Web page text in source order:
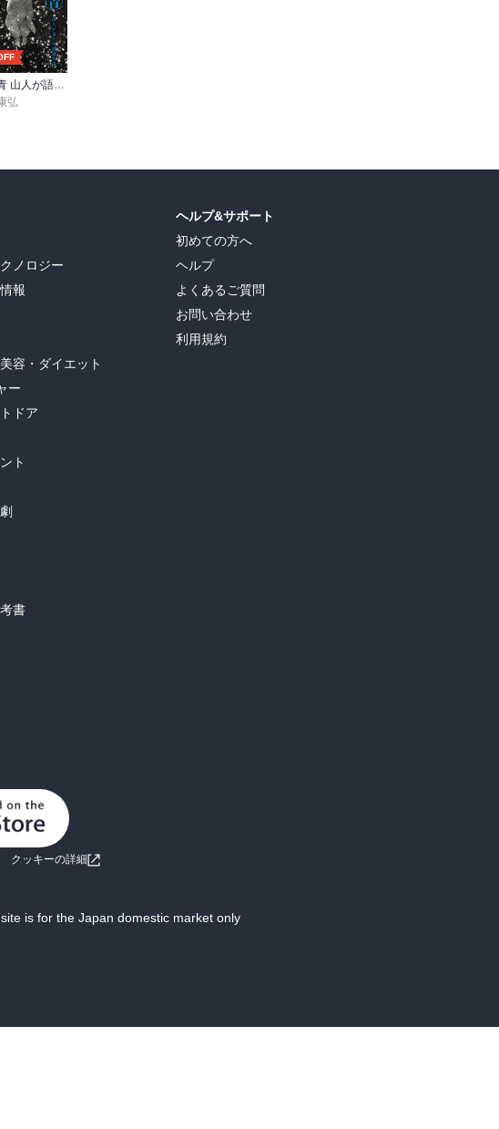
山怪 青 山人が語る不思議な話
弘
ノロジー
報
容・ダイエット
ー
ドア
ト
書
ヘルプ&サポート
初めての方へ
ヘルプ
よくあるご質問
お問い合わせ
利用規約
クッキーの詳細
is for the Japan domestic market only